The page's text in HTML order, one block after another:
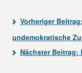
Vorheriger Beitrag:
undemokratische
Nächster Beitrag: